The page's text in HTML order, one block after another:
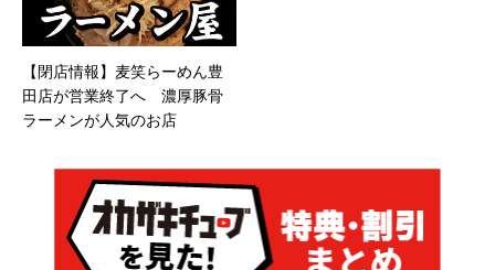
【閉店情報】麦笑らーめん豊
田店が営業終了へ 濃厚豚骨
ラーメンが人気のお店